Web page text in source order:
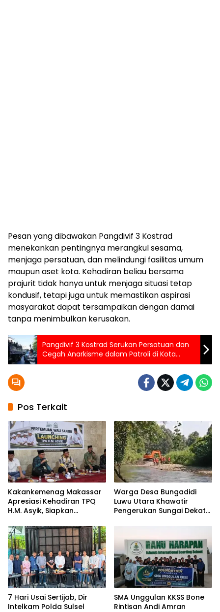
Pesan yang dibawakan Pangdivif 3 Kostrad
menekankan pentingnya merangkul sesama,
menjaga persatuan, dan melindungi fasilitas umum
maupun aset kota. Kehadiran beliau bersama
prajurit tidak hanya untuk menjaga situasi tetap
kondusif, tetapi juga untuk memastikan aspirasi
masyarakat dapat tersampaikan dengan damai
tanpa menimbulkan kerusakan.
Pangdivif 3 Kostrad Serukan Persatuan dan
Cegah Anarkisme dalam Patroli di Kota
Makassar
Pos Terkait
Kakankemenag Makassar
Apresiasi Kehadiran TPQ
H.M. Asyik, Siapkan
Cegah Anak Miskin
Spiritualitas
Warga Desa Bungadidi
Luwu Utara Khawatir
Pengerukan Sungai Dekat
7 Hari Usai Sertijab, Dir
Intelkam Polda Sulsel
SMA Unggulan KKSS Bone
Rintisan Andi Amran